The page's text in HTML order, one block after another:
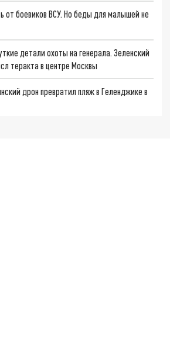
от боевиков ВСУ. Но беды для малышей не
детали охоты на генерала. Зеленский
теракта в центре Москвы
дрон превратил пляж в Геленджике в